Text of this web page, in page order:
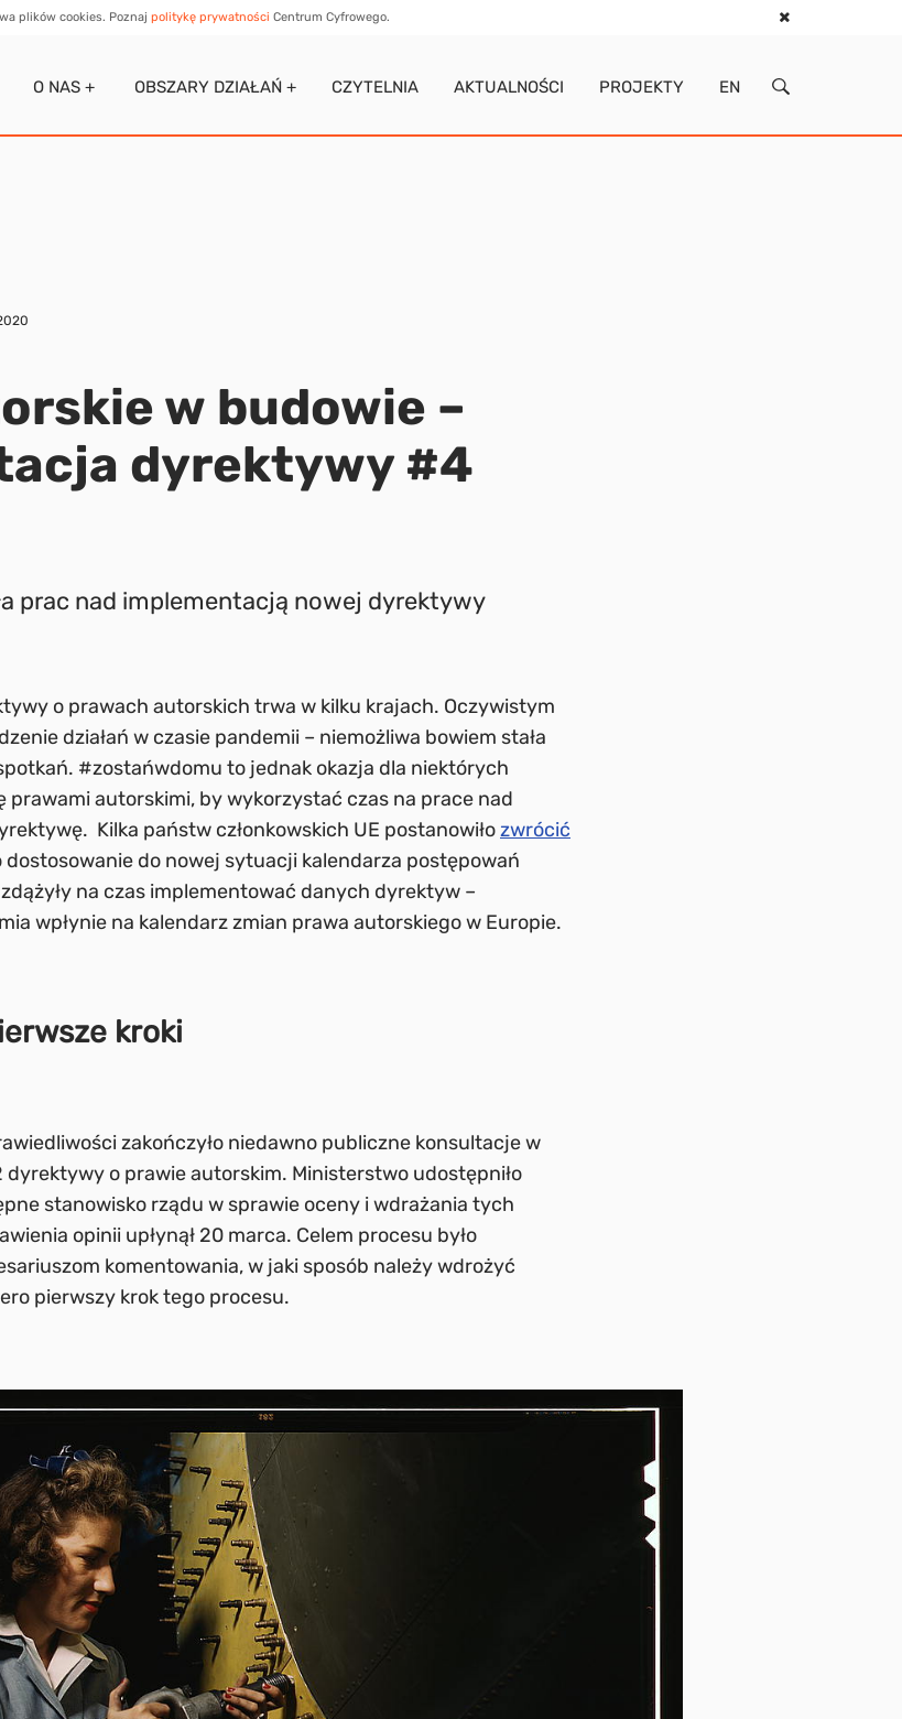
plików cookies. Poznaj politykę prywatności Centrum Cyfrowego.
O NAS + OBSZARY DZIAŁAŃ + CZYTELNIA AKTUALNOŚCI PROJEKTY EN
w budowie –
dyrektywy #4
prac nad implementacją nowej dyrektywy
o prawach autorskich trwa w kilku krajach. Oczywistym
działań w czasie pandemii – niemożliwa bowiem stała
#zostańwdomu to jednak okazja dla niektórych
prawami autorskimi, by wykorzystać czas na prace nad
Kilka państw członkowskich UE postanowiłozwrócić
dostosowanie do nowej sytuacji kalendarza postępowań
na czas implementować danych dyrektyw –
wpłynie na kalendarz zmian prawa autorskiego w Europie.
kroki
zakończyło niedawno publiczne konsultacje w
dyrektywy o prawie autorskim. Ministerstwo udostępniło
stanowisko rządu w sprawie oceny i wdrażania tych
opinii upłynął 20 marca. Celem procesu było
komentowania, w jaki sposób należy wdrożyć
pierwszy krok tego procesu.